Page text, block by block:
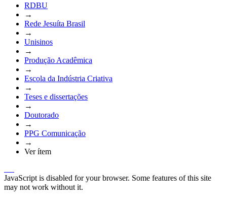
RDBU
→
Rede Jesuíta Brasil
→
Unisinos
→
Produção Acadêmica
→
Escola da Indústria Criativa
→
Teses e dissertações
→
Doutorado
→
PPG Comunicação
→
Ver ítem
JavaScript is disabled for your browser. Some features of this site
may not work without it.